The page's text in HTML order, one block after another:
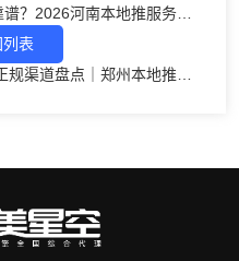
？2026河南本地推服务商
表
渠道盘点｜郑州本地推服